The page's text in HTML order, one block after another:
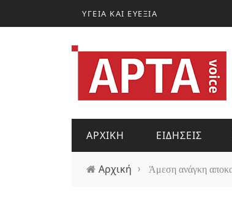
ΥΓΕΙΑ ΚΑΙ ΕΥΕΞΙΑ
ΑΡΧΙΚΗ ΕΙΔΗΣΕΙΣ
Αρχική › Άμεση ανάγκη